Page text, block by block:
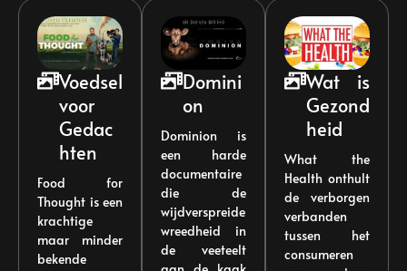
Voedsel
voor
Gedac
hten
Food for
Thought is een
krachtige
maar minder
bekende
Domini
on
Dominion is
een harde
documentaire
die de
wijdverspreide
wreedheid in
de veeteelt
Wat is
Gezond
heid
What the
Health onthult
de verborgen
verbanden
tussen het
consumeren